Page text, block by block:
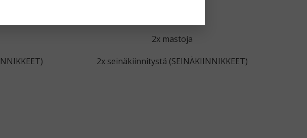
2x mastoja
2x seinäkiinnitystä (SEINÄKIINNIKKEET)